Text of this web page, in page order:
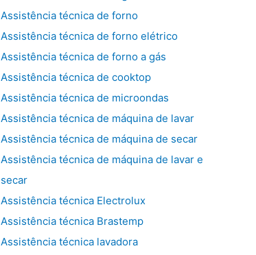
Assistência técnica de forno
Assistência técnica de forno elétrico
Assistência técnica de forno a gás
Assistência técnica de cooktop
Assistência técnica de microondas
Assistência técnica de máquina de lavar
Assistência técnica de máquina de secar
Assistência técnica de máquina de lavar e
secar
Assistência técnica Electrolux
Assistência técnica Brastemp
Assistência técnica lavadora